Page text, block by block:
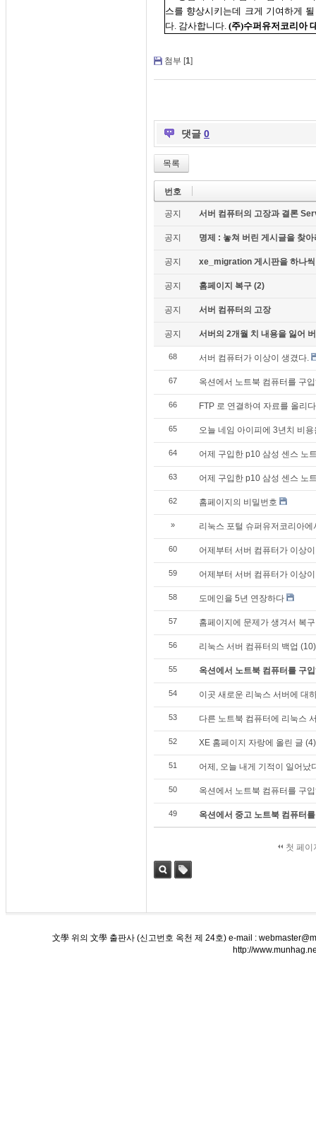
스를 향상시키는데 크게 기여하게
다. 감사합니다. (주)수퍼유저코리아
첨부 [1]
댓글 0
목록
번호
공지 서버 컴퓨터의 고장과 결론
공지 명제 : 놓쳐 버린 게시글을 찾
공지 xe_migration 게시판을 하나
공지 홈페이지 복구 (2)
공지 서버 컴퓨터의 고장
공지 서버의 2개월 치 내용을 잃어
68 서버 컴퓨터가 이상이 생겼다.
67 옥션에서 노트북 컴퓨터를 구
66 FTP 로 연결하여 자료를 올리
65 오늘 네임 아이피에 3년치 비
64 어제 구입한 p10 삼성 센스 노
63 어제 구입한 p10 삼성 센스 노
62 홈페이지의 비밀번호
» 리눅스 포털 슈퍼유저코리아
60 어제부터 서버 컴퓨터가 이상
59 어제부터 서버 컴퓨터가 이상
58 도메인을 5년 연장하다
57 홈페이지에 문제가 생겨서 복
56 리눅스 서버 컴퓨터의 백업 (10)
55 옥션에서 노트북 컴퓨터를 구
54 이곳 새로운 리눅스 서버에 대
53 다른 노트북 컴퓨터에 리눅스
52 XE 홈페이지 자랑에 올린 글 (4)
51 어제, 오늘 내게 기적이 일어났
50 옥션에서 노트북 컴퓨터를 구
49 옥션에서 중고 노트북 컴퓨터
첫 페이
文學 위의 文學 출판사 (신고번호 옥천 제 24호) e-mail :
http://